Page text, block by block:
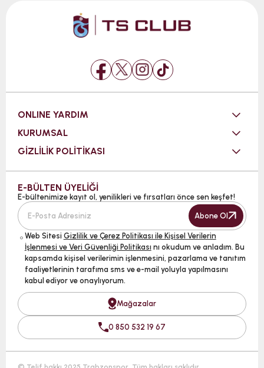
ONLINE YARDIM
KURUMSAL
GİZLİLİK POLİTİKASI
E-BÜLTEN ÜYELİĞİ
E-bültenimize kayıt ol, yenilikleri ve fırsatları önce sen keşfet!
Abone Ol
Web Sitesi Gizlilik ve Çerez Politikası ile Kişisel Verilerin
İşlenmesi ve Veri Güvenliği Politikası nı okudum ve anladım. Bu
kapsamda kişisel verilerimin işlenmesini, pazarlama ve tanıtım
faaliyetlerinin tarafıma sms ve e-mail yoluyla yapılmasını
kabul ediyor ve onaylıyorum.
Mağazalar
0 850 532 19 67